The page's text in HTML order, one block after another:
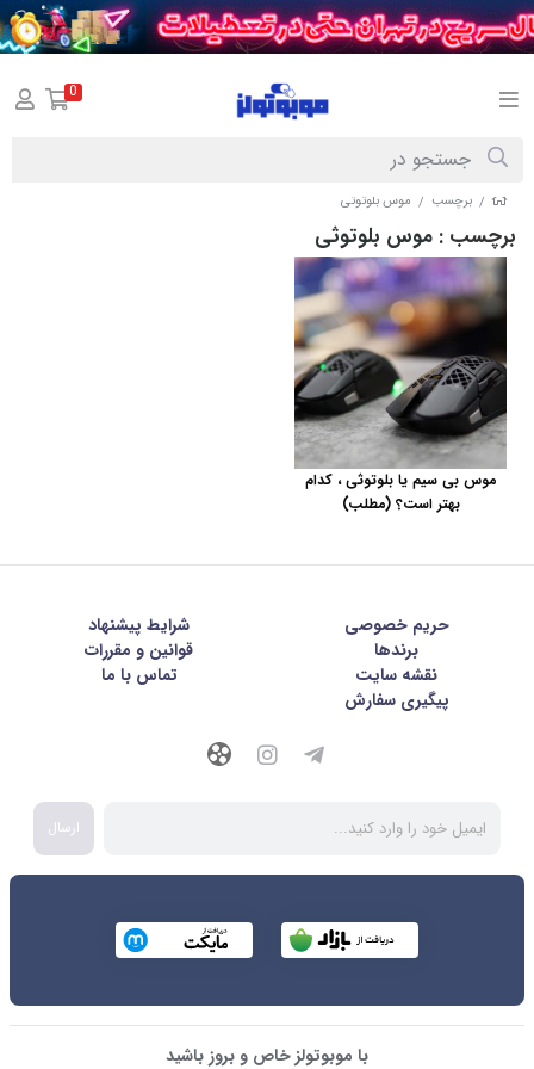
/ برچسب / موس بلوتوثی
برچسب : موس بلوتوثی
موس بی سیم یا بلوتوثی ، کدام
بهتر است؟ (مطلب)
حریم خصوصی
شرايط پيشنهاد
برندها
قوانین و مقررات
نقشه سایت
تماس با ما
پیگیری سفارش
ارسال
با موبوتولز خاص و بروز باشید
0